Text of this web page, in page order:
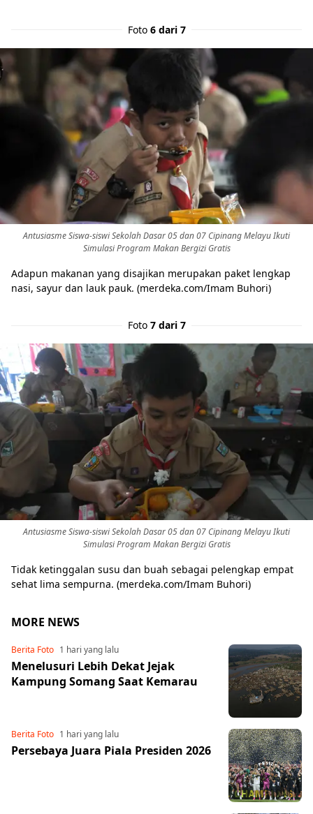
Foto 6 dari 7
Antusiasme Siswa-siswi Sekolah Dasar 05 dan 07 Cipinang Melayu Ikuti
Simulasi Program Makan Bergizi Gratis
Adapun makanan yang disajikan merupakan paket lengkap
nasi, sayur dan lauk pauk. (merdeka.com/Imam Buhori)
Foto 7 dari 7
Antusiasme Siswa-siswi Sekolah Dasar 05 dan 07 Cipinang Melayu Ikuti
Simulasi Program Makan Bergizi Gratis
Tidak ketinggalan susu dan buah sebagai pelengkap empat
sehat lima sempurna. (merdeka.com/Imam Buhori)
MORE NEWS
Berita Foto 1 hari yang lalu
Menelusuri Lebih Dekat Jejak
Kampung Somang Saat Kemarau
Berita Foto 1 hari yang lalu
Persebaya Juara Piala Presiden 2026